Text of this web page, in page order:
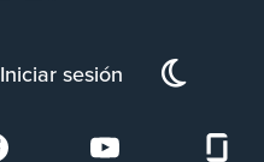
Iniciar sesión